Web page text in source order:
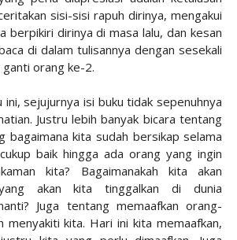
sisi-sisi rapuh dirinya, mengakui
berpikiri dirinya di masa lalu, dan kesan
di dalam tulisannya dengan sesekali
orang ke-2.
ini, sejujurnya isi buku tidak sepenuhnya
Justru lebih banyak bicara tentang
bagaimana kita sudah bersikap selama
baik hingga ada orang yang ingin
kita? Bagaimanakah kita akan
akan kita tinggalkan di dunia
Juga tentang memaafkan orang-
menyakiti kita. Hari ini kita memaafkan,